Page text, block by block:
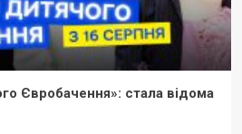
Євробачення»: стала відома